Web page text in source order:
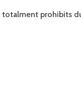
totalment prohibits